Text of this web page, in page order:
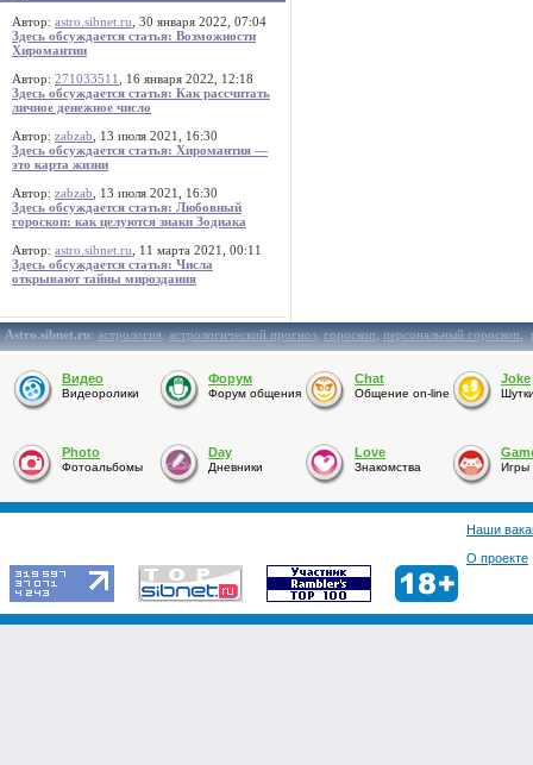
Автор: astro.sibnet.ru , 30 января 2022, 07:04
Здесь обсуждается статья: Возможности
Хиромантии
Автор: 271033511
, 16 января 2022, 12:18
Здесь обсуждается статья: Как рассчитать
личное денежное число
Автор: zabzab , 13 июля 2021, 16:30
Здесь обсуждается статья: Хиромантия —
это карта жизни
Автор: zabzab , 13 июля 2021, 16:30
Здесь обсуждается статья: Любовный
гороскоп: как целуются знаки Зодиака
Автор: astro.sibnet.ru , 11 марта 2021, 00:11
Здесь обсуждается статья: Числа
открывают тайны мироздания
Astro.sibnet.ru:астрология,астрологический прогноз,гороскоп,персональный гороскоп,
Видео
Видеоролики
Форум
Форум общения
Chat
Общение on-line
Joke
Photo
Фотоальбомы
Day
Дневники
Love
Знакомства Игры
Наши
О проекте